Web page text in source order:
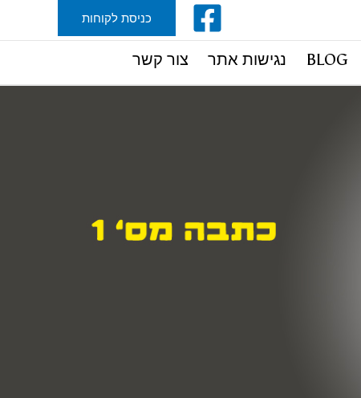
כניסת לקוחות
BLOG נגישות אתר צור קשר